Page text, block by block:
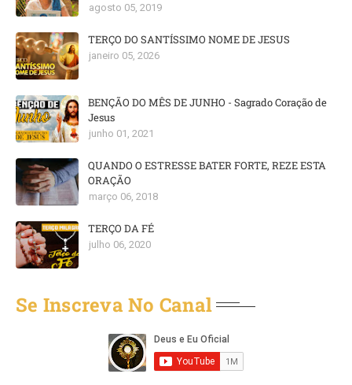
agosto 05, 2019
TERÇO DO SANTÍSSIMO NOME DE JESUS
janeiro 05, 2026
BENÇÃO DO MÊS DE JUNHO - Sagrado Coração de
Jesus
junho 01, 2021
QUANDO O ESTRESSE BATER FORTE, REZE ESTA
ORAÇÃO
março 06, 2018
TERÇO DA FÉ
julho 06, 2020
Se Inscreva No Canal